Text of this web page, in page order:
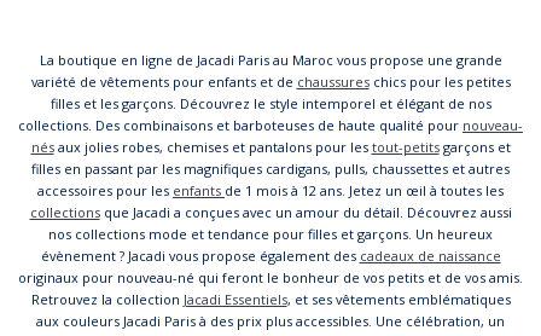
La boutique en ligne de Jacadi Paris au Maroc vous propose une grande
variété de vêtements pour enfants et de chaussureschics pour les petites
filles et les garçons. Découvrez le style intemporel et élégant de nos
collections. Des combinaisons et barboteuses de haute qualité pour nouveau-
nésaux jolies robes, chemises et pantalons pour les tout-petitsgarçons et
filles en passant par les magnifiques cardigans, pulls, chaussettes et autres
accessoires pour les enfants de 1 mois à 12 ans. Jetez un œil à toutes les
collectionsque Jacadi a conçues avec un amour du détail. Découvrez aussi
nos collections mode et tendance pour filles et garçons. Un heureux
évènement ? Jacadi vous propose également des cadeaux de naissance
originaux pour nouveau-né qui feront le bonheur de vos petits et de vos amis.
Retrouvez la collection Jacadi Essentiels, et ses vêtements emblématiques
aux couleurs Jacadi Paris à des prix plus accessibles. Une célébration, un